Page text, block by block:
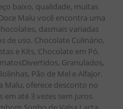
baixo, qualidade, muitas
Malu você encontra uma
dasmais variadas
de uso. Chocolate Culinário,
e Kits, Chocolate em Pó,
Granulados,
Pão de Mel e Alfajor.
Malu, oferece desconto no
até 3 vezes sem juros.